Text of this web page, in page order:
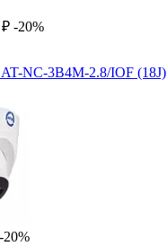
₽ -20%
NC-3B4M-2.8/IOF (18J)
-20%